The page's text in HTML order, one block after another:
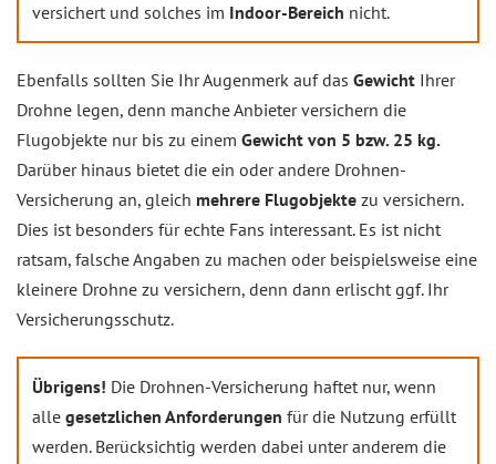
versichert und solches im Indoor-Bereich nicht.
Ebenfalls sollten Sie Ihr Augenmerk auf das Gewicht Ihrer
Drohne legen, denn manche Anbieter versichern die
Flugobjekte nur bis zu einem Gewicht von 5 bzw. 25 kg.
Darüber hinaus bietet die ein oder andere Drohnen-
Versicherung an, gleich mehrere Flugobjekte zu versichern.
Dies ist besonders für echte Fans interessant. Es ist nicht
ratsam, falsche Angaben zu machen oder beispielsweise eine
kleinere Drohne zu versichern, denn dann erlischt ggf. Ihr
Versicherungsschutz.
Übrigens! Die Drohnen-Versicherung haftet nur, wenn
alle gesetzlichen Anforderungen für die Nutzung erfüllt
werden. Berücksichtig werden dabei unter anderem die